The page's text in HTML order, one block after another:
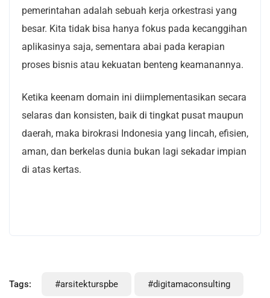
pemerintahan adalah sebuah kerja orkestrasi yang
besar. Kita tidak bisa hanya fokus pada kecanggihan
aplikasinya saja, sementara abai pada kerapian
proses bisnis atau kekuatan benteng keamanannya.
Ketika keenam domain ini diimplementasikan secara
selaras dan konsisten, baik di tingkat pusat maupun
daerah, maka birokrasi Indonesia yang lincah, efisien,
aman, dan berkelas dunia bukan lagi sekadar impian
di atas kertas.
Tags: #arsitekturspbe #digitamaconsulting